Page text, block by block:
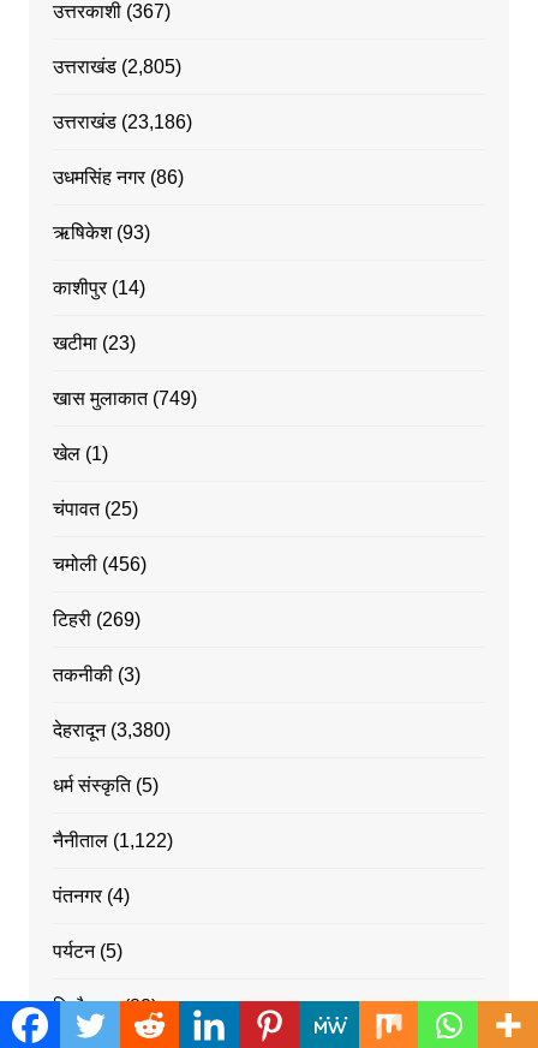
उत्तरकाशी(367)
उत्तराखंड(2,805)
उत्तराखंड(23,186)
उधमसिंह नगर(86)
ऋषिकेश(93)
काशीपुर(14)
खटीमा(23)
खास मुलाकात(749)
खेल(1)
चंपावत(25)
चमोली(456)
टिहरी(269)
तकनीकी(3)
देहरादून(3,380)
धर्म संस्कृति(5)
नैनीताल(1,122)
पंतनगर(4)
पर्यटन(5)
पिथौरागढ(82)